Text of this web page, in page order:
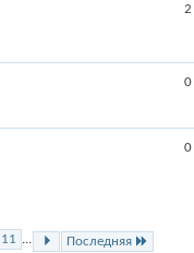
2
0
0
11 ... Последняя